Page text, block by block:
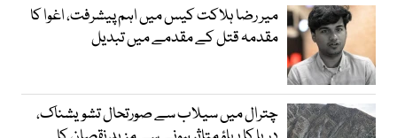
میر رضا ہلاکت کیس میں اہم پیشرفت، اغوا کا
مقدمہ قتل کے مقدمے میں تبدیل
چترال میں سیلاب سے صورتحال تشویشناک،